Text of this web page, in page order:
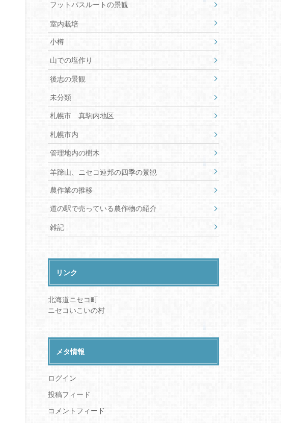
フットパスルートの景観
室内栽培
小樽
山での塩作り
後志の景観
未分類
札幌市 真駒内地区
札幌市内
管理地内の樹木
羊蹄山、ニセコ連邦の四季の景観
農作業の推移
道の駅で売っている農作物の紹介
雑記
リンク
北海道ニセコ町
ニセコいこいの村
メタ情報
ログイン
投稿フィード
コメントフィード